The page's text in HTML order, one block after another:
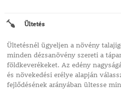
Ültetés
Ültetésnél ügyeljen a növény
minden dézsanövény szereti a
földkeverékeket. Az edény
és növekedési erélye alapján
fejlődésének arányában ültesse